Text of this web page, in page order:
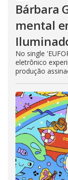
Bárbara
mental
No single
eletrônico
produção